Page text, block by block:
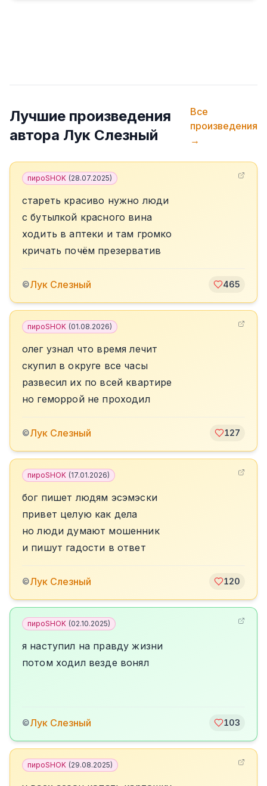
Лучшие произведения
автора Лук Слезный
Все
произведения
→
пироSHOK (28.07.2025)
стареть красиво нужно люди
с бутылкой красного вина
ходить в аптеки и там громко
кричать почëм презерватив
©Лук Слезный 465
пироSHOK (01.08.2026)
олег узнал что время лечит
скупил в округе все часы
развесил их по всей квартире
но геморрой не проходил
©Лук Слезный 127
пироSHOK (17.01.2026)
бог пишет людям эсэмэски
привет целую как дела
но люди думают мошенник
и пишут гадости в ответ
©Лук Слезный 120
пироSHOK (02.10.2025)
я наступил на правду жизни
потом ходил везде вонял
©Лук Слезный 103
пироSHOK (29.08.2025)